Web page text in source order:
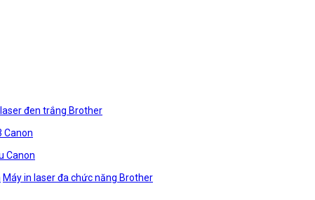
đen trắng Brother
Canon
Canon
Máy in laser đa chức năng Brother